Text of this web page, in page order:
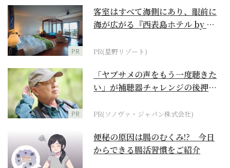
PR
客室はすべて海側にあり、眼前に
海が広がる『西表島ホテル by 星
PR(星野リゾート)
PR
「ヤブサメの声をもう一度聴きた
い」が補聴器チャレンジの後押し
PR(ソノヴァ・ジャパン株式会社)
便秘の原因は腸のむくみ!? 今日
からできる腸活習慣をご紹介